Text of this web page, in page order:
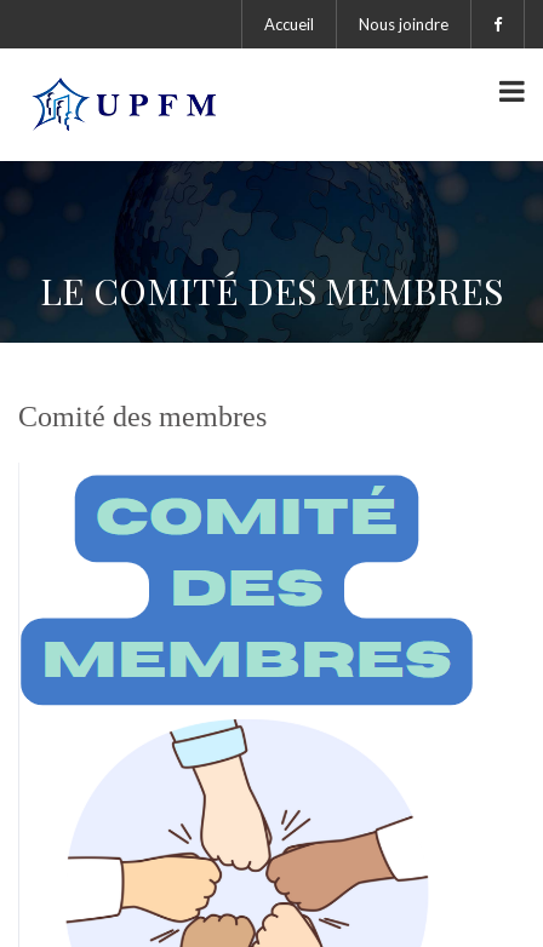
Accueil Nous joindre
LE COMITÉ DES MEMBRES
Comité des membres